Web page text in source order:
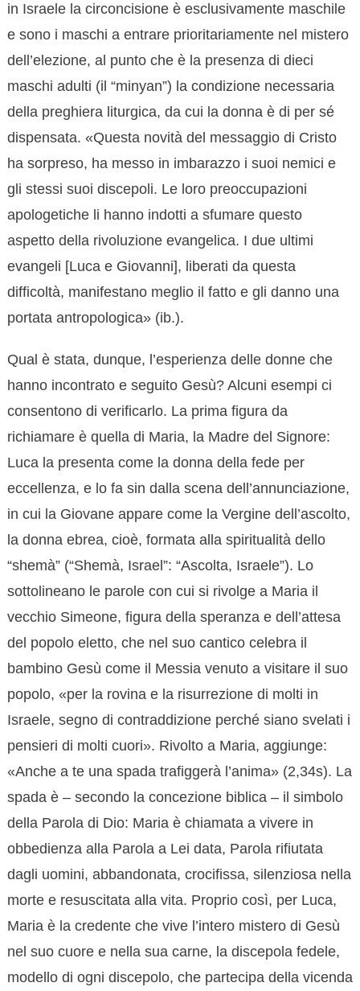
in Israele la circoncisione è esclusivamente maschile
e sono i maschi a entrare prioritariamente nel mistero
dell’elezione, al punto che è la presenza di dieci
maschi adulti (il “minyan”) la condizione necessaria
della preghiera liturgica, da cui la donna è di per sé
dispensata. «Questa novità del messaggio di Cristo
ha sorpreso, ha messo in imbarazzo i suoi nemici e
gli stessi suoi discepoli. Le loro preoccupazioni
apologetiche li hanno indotti a sfumare questo
aspetto della rivoluzione evangelica. I due ultimi
evangeli [Luca e Giovanni], liberati da questa
difficoltà, manifestano meglio il fatto e gli danno una
portata antropologica» (ib.).
Qual è stata, dunque, l’esperienza delle donne che
hanno incontrato e seguito Gesù? Alcuni esempi ci
consentono di verificarlo. La prima figura da
richiamare è quella di Maria, la Madre del Signore:
Luca la presenta come la donna della fede per
eccellenza, e lo fa sin dalla scena dell’annunciazione,
in cui la Giovane appare come la Vergine dell’ascolto,
la donna ebrea, cioè, formata alla spiritualità dello
“shemà” (“Shemà, Israel”: “Ascolta, Israele”). Lo
sottolineano le parole con cui si rivolge a Maria il
vecchio Simeone, figura della speranza e dell’attesa
del popolo eletto, che nel suo cantico celebra il
bambino Gesù come il Messia venuto a visitare il suo
popolo, «per la rovina e la risurrezione di molti in
Israele, segno di contraddizione perché siano svelati i
pensieri di molti cuori». Rivolto a Maria, aggiunge:
«Anche a te una spada trafiggerà l’anima» (2,34s). La
spada è – secondo la concezione biblica – il simbolo
della Parola di Dio: Maria è chiamata a vivere in
obbedienza alla Parola a Lei data, Parola rifiutata
dagli uomini, abbandonata, crocifissa, silenziosa nella
morte e resuscitata alla vita. Proprio così, per Luca,
Maria è la credente che vive l’intero mistero di Gesù
nel suo cuore e nella sua carne, la discepola fedele,
modello di ogni discepolo, che partecipa della vicenda